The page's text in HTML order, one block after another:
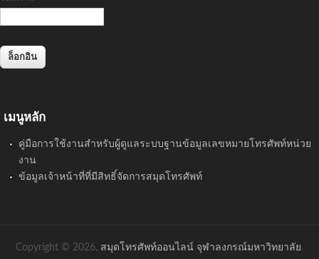
เมนูหลัก
คู่มือการใช้งานสำหรับผู้ดูแลระบบฐานข้อมูลเลขหมายโทรศัพท์หน่วย
งาน
ข้อมูลเจ้าหน้าที่ที่มีสิทธิ์จัดการสมุดโทรศัพท์
Copyright © 2026, สมุดโทรศัพท์ออนไลน์ จุฬาลงกรณ์มหาวิทยาลัย.